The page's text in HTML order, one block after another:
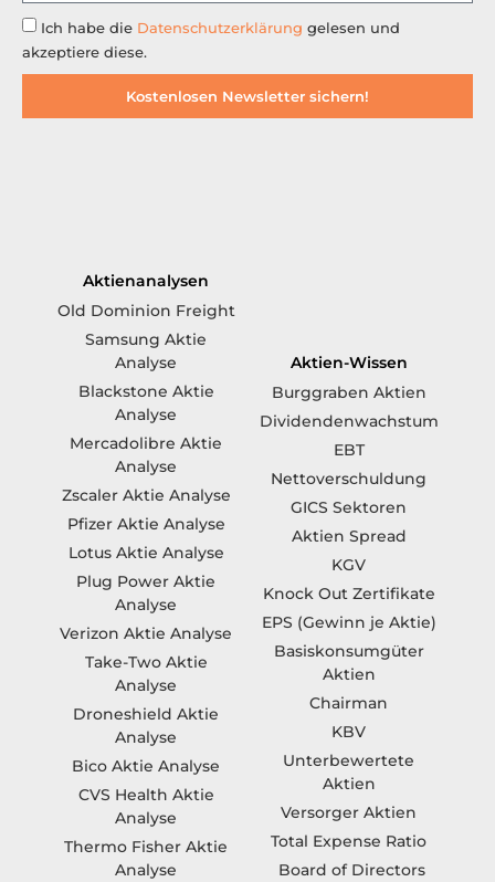
Ich habe die Datenschutzerklärung gelesen und
akzeptiere diese.
Kostenlosen Newsletter sichern!
Aktienanalysen
Old Dominion Freight
Samsung Aktie
Analyse
Blackstone Aktie
Analyse
Mercadolibre Aktie
Analyse
Zscaler Aktie Analyse
Pfizer Aktie Analyse
Lotus Aktie Analyse
Plug Power Aktie
Analyse
Verizon Aktie Analyse
Take-Two Aktie
Analyse
Droneshield Aktie
Analyse
Bico Aktie Analyse
CVS Health Aktie
Analyse
Thermo Fisher Aktie
Analyse
Aktien-Wissen
Burggraben Aktien
Dividendenwachstum
EBT
Nettoverschuldung
GICS Sektoren
Aktien Spread
KGV
Knock Out Zertifikate
EPS (Gewinn je Aktie)
Basiskonsumgüter
Aktien
Chairman
KBV
Unterbewertete
Aktien
Versorger Aktien
Total Expense Ratio
Board of Directors